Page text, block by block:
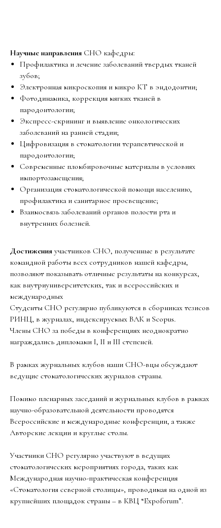
Научные направления СНО кафедры:
Профилактика и лечение заболеваний твердых тканей
зубов;
Электронная микроскопия и микро КТ в эндодонтии;
Фотодинамика, коррекция мягких тканей в
пародонтологии;
Экспресс-скрининг и выявление онкологических
заболеваний на ранней стадии;
Цифровизация в стоматологии терапевтической и
пародонтологии;
Современные пломбировочные материалы в условиях
импортозамещения;
Организация стоматологической помощи населению,
профилактика и санитарное просвещение;
Взаимосвязь заболеваний органов полости рта и
внутренних болезней.
Достижения участников СНО, полученные в результате
командной работы всех сотрудников нашей кафедры,
позволяют показывать отличные результаты на конкурсах,
как внутриуниверситетских, так и всероссийских и
международных
Студенты СНО регулярно публикуются в сборниках тезисов
РИНЦ, в журналах, индексируемых ВАК и Scopus.
Члены СНО за победы в конференциях неоднократно
награждались дипломами I, II и III степеней.
В рамках журнальных клубов наши СНО-вцы обсуждают
ведущие стоматологических журналов страны.
Помимо пленарных заседаний и журнальных клубов в рамках
научно-образовательной деятельности проводятся
Всероссийские и международные конференции, а также
Авторские лекции и круглые столы.
Участники СНО регулярно участвуют в ведущих
стоматологических мероприятиях города, таких как
Международная научно-практическая конференция
«Стоматология северной столицы», проводимая на одной из
крупнейших площадок страны – в КВЦ “Expoforum”.